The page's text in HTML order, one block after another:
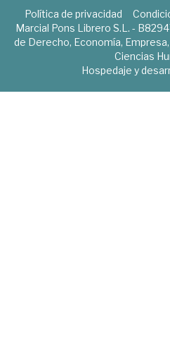
Política de privacidad
Marcial Pons Librero S.L. -
de Derecho, Economía,
Ciencias
Hospedaje y